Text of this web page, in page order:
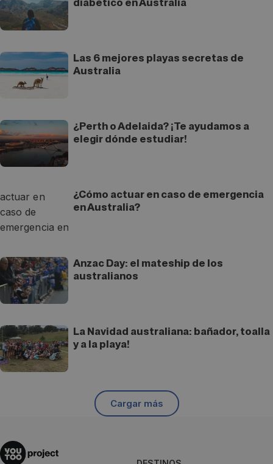
Las 6 mejores playas secretas de
Australia
¿Perth o Adelaida? ¡Te ayudamos a
elegir dónde estudiar!
¿Cómo actuar en caso de emergencia
en Australia?
Anzac Day: el mateship de los
australianos
La Navidad australiana: bañador, toalla
y a la playa!
Cargar más